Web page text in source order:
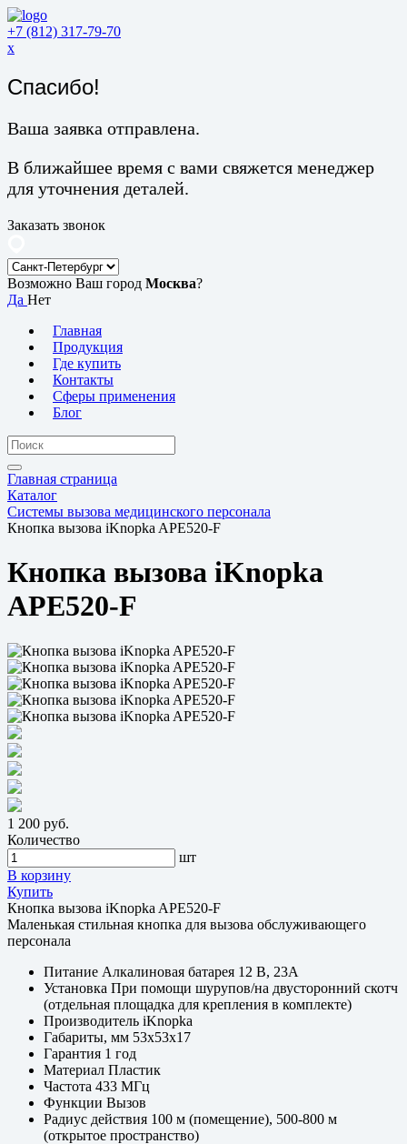
+7 (812) 317-79-70
x
Спасибо!
Ваша заявка отправлена.
В ближайшее время с вами свяжется менеджер
для уточнения деталей.
Заказать звонок
Возможно Ваш город Москва?
Да Нет
Главная
Продукция
Где купить
Контакты
Сферы применения
Блог
Главная страница
Каталог
Системы вызова медицинского персонала
Кнопка вызова iKnopka APE520-F
Кнопка вызова iKnopka
APE520-F
1 200 руб.
Количество
шт
В корзину
Купить
Кнопка вызова iKnopka APE520-F
Маленькая стильная кнопка для вызова обслуживающего
персонала
Питание Алкалиновая батарея 12 В, 23A
Установка При помощи шурупов/на двусторонний скотч
(отдельная площадка для крепления в комплекте)
Производитель iKnopka
Габариты, мм 53х53х17
Гарантия 1 год
Материал Пластик
Частота 433 МГц
Функции Вызов
Радиус действия 100 м (помещение), 500-800 м
(открытое пространство)